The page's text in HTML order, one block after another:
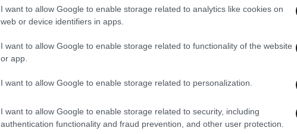
I want to allow Google to enable storage related to analytics like cookies on
web or device identifiers in apps.
I want to allow Google to enable storage related to functionality of the website
or app.
I want to allow Google to enable storage related to personalization.
I want to allow Google to enable storage related to security, including
authentication functionality and fraud prevention, and other user protection.